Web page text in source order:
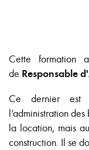
Cette formation
de Responsable
Ce dernier est
l’administration
la location, mais
construction. Il se